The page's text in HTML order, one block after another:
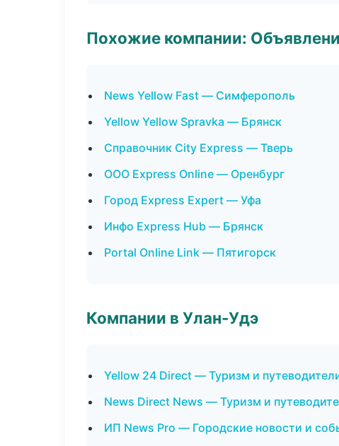
Похожие компании:
News Yellow Fast — Симферополь
Yellow Yellow Spravka — Брянск
Справочник City Express — Тверь
ООО Express Online — Оренбург
Город Express Expert — Уфа
Инфо Express Hub — Брянск
Portal Online Link — Пятигорск
Компании в Улан-Удэ
Yellow 24 Direct — Туризм и
News Direct News — Туризм и
ИП News Pro — Городские новости и